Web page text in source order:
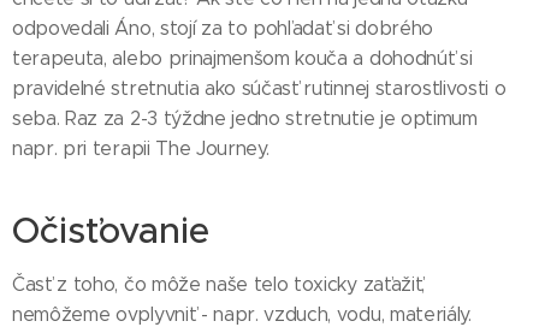
odpovedali Áno, stojí za to pohľadať si dobrého
terapeuta, alebo prinajmenšom kouča a dohodnúť si
pravidelné stretnutia ako súčasť rutinnej starostlivosti o
seba. Raz za 2-3 týždne jedno stretnutie je optimum
napr. pri terapii The Journey.
Očisťovanie
Časť z toho, čo môže naše telo toxicky zaťažiť,
nemôžeme ovplyvniť - napr. vzduch, vodu, materiály.